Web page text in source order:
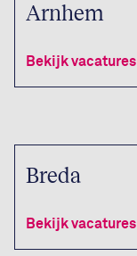
Arnhem
Bekijk vacatures
Breda
Bekijk vacatures